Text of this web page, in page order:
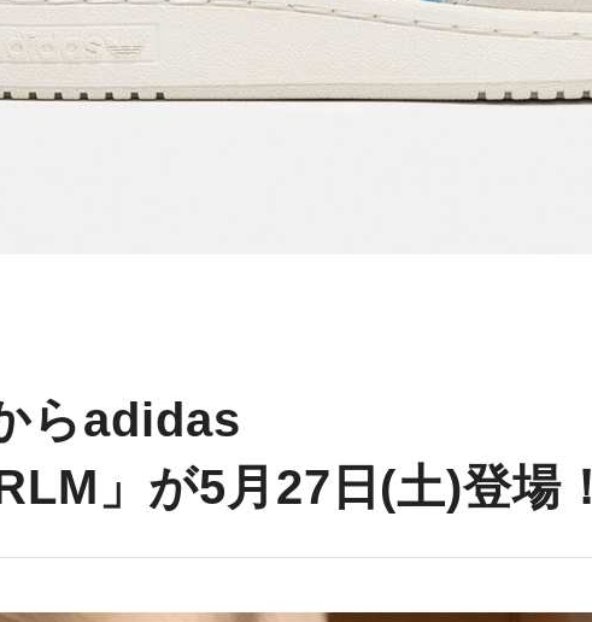
らadidas
」が5月27日(土)登場！